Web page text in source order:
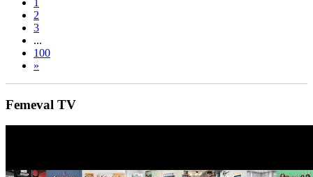
2
3
...
100
»
Femeval TV